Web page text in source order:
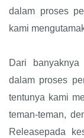
dalam proses
kami
Dari
dalam proses
tentunya kami
teman-teman,
Releasepada